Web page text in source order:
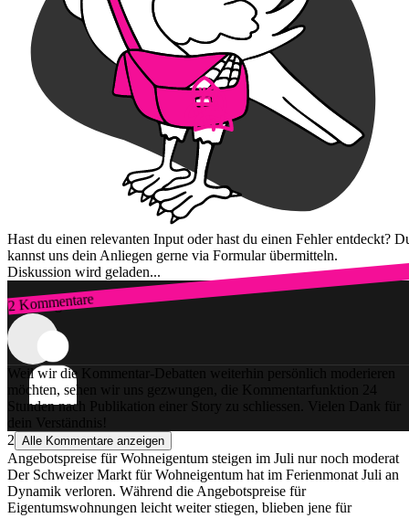
Hast du einen relevanten Input oder hast du einen Fehler entdeckt?
kannst uns dein Anliegen gerne via Formular übermitteln.
Diskussion wird geladen...
2 Kommentare
Zum Login
Weil wir die Kommentar-Debatten weiterhin persönlich moderieren
möchten, sehen wir uns gezwungen, die Kommentarfunktion 24
Stunden nach Publikation einer Story zu schliessen. Vielen Dank für
dein Verständnis!
2 Alle Kommentare anzeigen
Angebotspreise für Wohneigentum steigen im Juli nur noch moderat
Der Schweizer Markt für Wohneigentum hat im Ferienmonat Juli an
Dynamik verloren. Während die Angebotspreise für
Eigentumswohnungen leicht weiter stiegen, blieben jene für